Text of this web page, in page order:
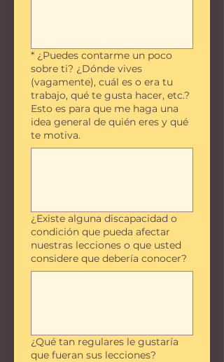
* ¿Puedes contarme un poco
sobre ti? ¿Dónde vives
(vagamente), cuál es o era tu
trabajo, qué te gusta hacer, etc.?
Esto es para que me haga una
idea general de quién eres y qué
te motiva.
¿Existe alguna discapacidad o
condición que pueda afectar
nuestras lecciones o que usted
considere que debería conocer?
¿Qué tan regulares le gustaría
que fueran sus lecciones?